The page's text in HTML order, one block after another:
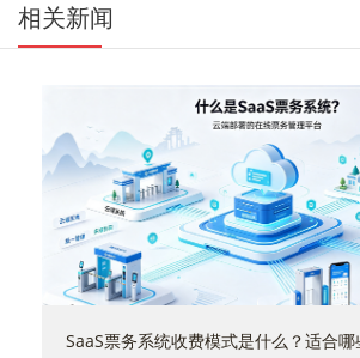
相关新闻
SaaS票务系统收费模式是什么？适合哪